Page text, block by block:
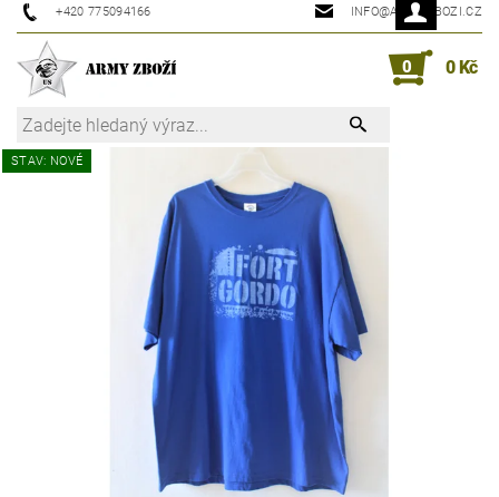
+420 775094166 INFO@ARMYZBOZI.CZ
0 0 Kč
STAV: NOVÉ